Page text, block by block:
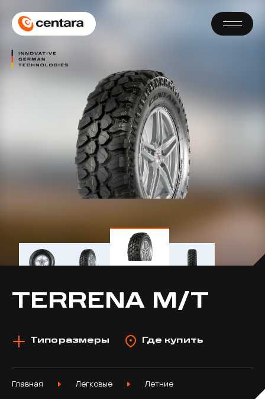
TERRENA M/T
Типоразмеры Где купить
Главная Легковые Летние